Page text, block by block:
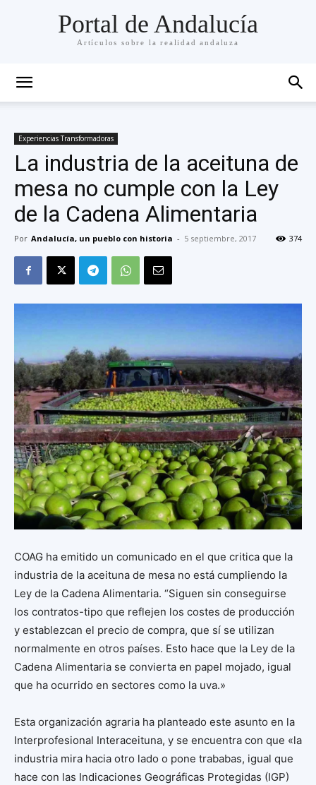
Portal de Andalucía
Artículos sobre la realidad andaluza
Experiencias Transformadoras
La industria de la aceituna de
mesa no cumple con la Ley
de la Cadena Alimentaria
Por Andalucía, un pueblo con historia - 5 septiembre, 2017 374
COAG ha emitido un comunicado en el que critica que la
industria de la aceituna de mesa no está cumpliendo la
Ley de la Cadena Alimentaria. “Siguen sin conseguirse
los contratos-tipo que reflejen los costes de producción
y establezcan el precio de compra, que sí se utilizan
normalmente en otros países. Esto hace que la Ley de la
Cadena Alimentaria se convierta en papel mojado, igual
que ha ocurrido en sectores como la uva.»
Esta organización agraria ha planteado este asunto en la
Interprofesional Interaceituna, y se encuentra con que «la
industria mira hacia otro lado o pone trababas, igual que
hace con las Indicaciones Geográficas Protegidas (IGP)